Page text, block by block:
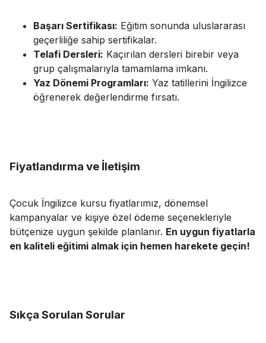
Başarı Sertifikası: Eğitim sonunda uluslararası
geçerliliğe sahip sertifikalar.
Telafi Dersleri: Kaçırılan dersleri birebir veya
grup çalışmalarıyla tamamlama imkanı.
Yaz Dönemi Programları: Yaz tatillerini İngilizce
öğrenerek değerlendirme fırsatı.
Fiyatlandırma ve İletişim
Çocuk İngilizce kursu fiyatlarımız, dönemsel
kampanyalar ve kişiye özel ödeme seçenekleriyle
bütçenize uygun şekilde planlanır. En uygun fiyatlarla
en kaliteli eğitimi almak için hemen harekete geçin!
Sıkça Sorulan Sorular